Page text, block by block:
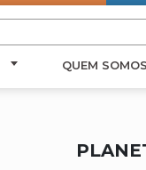
QUEM SOMOS